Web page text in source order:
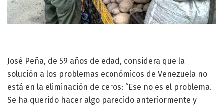
José Peña, de 59 años de edad, considera que la
solución a los problemas económicos de Venezuela no
está en la eliminación de ceros: “Ese no es el problema.
Se ha querido hacer algo parecido anteriormente y